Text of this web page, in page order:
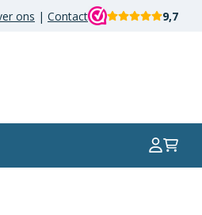
ons | Contact 9,7